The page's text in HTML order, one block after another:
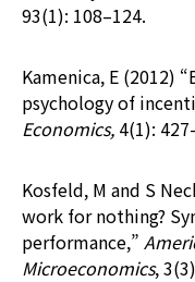
93(1): 108–124.
Kamenica, E (2012)
psychology of
Economics, 4(1):
Kosfeld, M and S
work for nothing?
performance,”
Microeconomics,